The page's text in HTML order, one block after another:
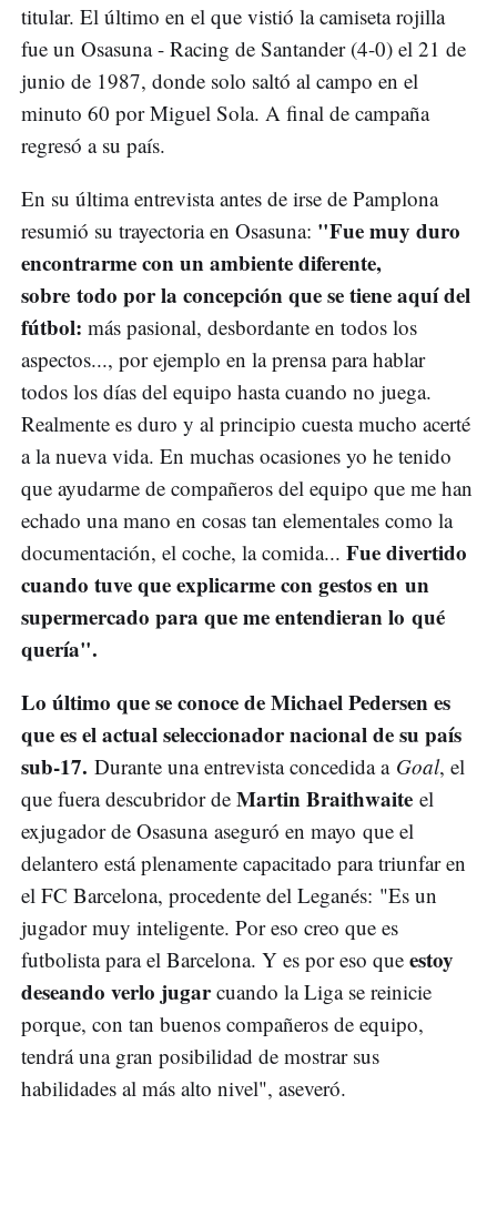
titular. El último en el que vistió la camiseta rojilla
fue un Osasuna - Racing de Santander (4-0) el 21 de
junio de 1987, donde solo saltó al campo en el
minuto 60 por Miguel Sola. A final de campaña
regresó a su país.
En su última entrevista antes de irse de Pamplona
resumió su trayectoria en Osasuna: "Fue muy duro
encontrarme con un ambiente diferente,
sobre todo por la concepción que se tiene aquí del
fútbol: más pasional, desbordante en todos los
aspectos..., por ejemplo en la prensa para hablar
todos los días del equipo hasta cuando no juega.
Realmente es duro y al principio cuesta mucho acerté
a la nueva vida. En muchas ocasiones yo he tenido
que ayudarme de compañeros del equipo que me han
echado una mano en cosas tan elementales como la
documentación, el coche, la comida... Fue divertido
cuando tuve que explicarme con gestos en un
supermercado para que me entendieran lo qué
quería".
Lo último que se conoce de Michael Pedersen es
que es el actual seleccionador nacional de su país
sub-17. Durante una entrevista concedida a Goal, el
que fuera descubridor de Martin Braithwaite el
exjugador de Osasuna aseguró en mayo que el
delantero está plenamente capacitado para triunfar en
el FC Barcelona, procedente del Leganés: "Es un
jugador muy inteligente. Por eso creo que es
futbolista para el Barcelona. Y es por eso que estoy
deseando verlo jugarcuando la Liga se reinicie
porque, con tan buenos compañeros de equipo,
tendrá una gran posibilidad de mostrar sus
habilidades al más alto nivel", aseveró.